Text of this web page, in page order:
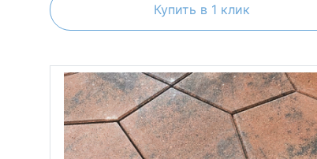
Купить в 1 клик